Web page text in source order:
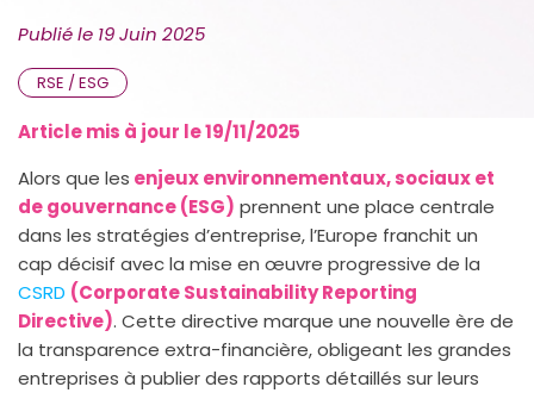
Publié le 19 Juin 2025
RSE / ESG
Article mis à jour le 19/11/2025
Alors que les enjeux environnementaux, sociaux et
de gouvernance (ESG) prennent une place centrale
dans les stratégies d’entreprise, l’Europe franchit un
cap décisif avec la mise en œuvre progressive de la
CSRD (Corporate Sustainability Reporting
Directive). Cette directive marque une nouvelle ère de
la transparence extra-financière, obligeant les grandes
entreprises à publier des rapports détaillés sur leurs